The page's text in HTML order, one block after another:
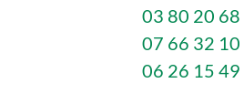
03 80 20 68
07 66 32 10
06 26 15 49